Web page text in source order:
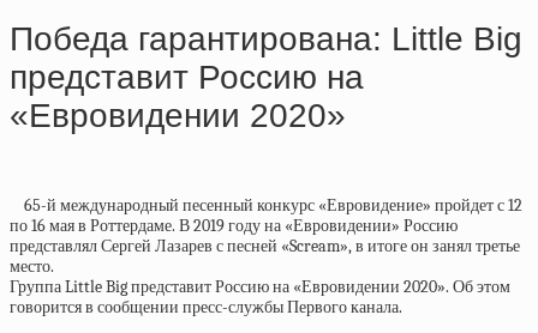
Победа гарантирована: Little Big
представит Россию на
«Евровидении 2020»
65-й международный песенный конкурс «Евровидение» пройдет с 12
по 16 мая в Роттердаме. В 2019 году на «Евровидении» Россию
представлял Сергей Лазарев с песней «Scream», в итоге он занял третье
место.
Группа Little Big представит Россию на «Евровидении 2020». Об этом
говорится в сообщении пресс-службы Первого канала.